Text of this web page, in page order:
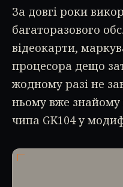
За довгі роки
багаторазового
відеокарти,
процесора дещо
жодному разі не
ньому вже знайому
чипа GK104 у